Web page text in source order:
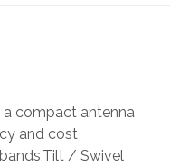
a compact antenna
and cost
/ Swivel